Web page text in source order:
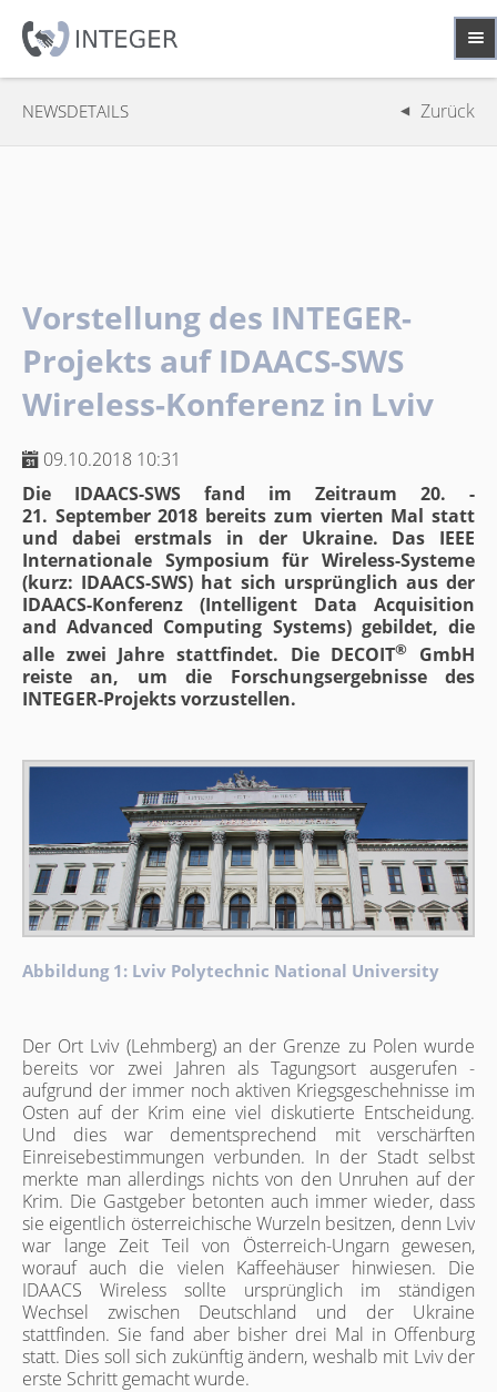
NEWSDETAILS Zurück
Vorstellung des INTEGER-
Projekts auf IDAACS-SWS
Wireless-Konferenz in Lviv
09.10.2018 10:31
Die IDAACS-SWS fand im Zeitraum 20. -
21. September 2018 bereits zum vierten Mal statt
und dabei erstmals in der Ukraine. Das IEEE
Internationale Symposium für Wireless-Systeme
(kurz: IDAACS-SWS) hat sich ursprünglich aus der
IDAACS-Konferenz (Intelligent Data Acquisition
and Advanced Computing Systems) gebildet, die
alle zwei Jahre stattfindet. Die DECOIT®
GmbH
reiste an, um die Forschungsergebnisse des
INTEGER-Projekts vorzustellen.
Abbildung 1: Lviv Polytechnic National University
Der Ort Lviv (Lehmberg) an der Grenze zu Polen wurde
bereits vor zwei Jahren als Tagungsort ausgerufen -
aufgrund der immer noch aktiven Kriegsgeschehnisse im
Osten auf der Krim eine viel diskutierte Entscheidung.
Und dies war dementsprechend mit verschärften
Einreisebestimmungen verbunden. In der Stadt selbst
merkte man allerdings nichts von den Unruhen auf der
Krim. Die Gastgeber betonten auch immer wieder, dass
sie eigentlich österreichische Wurzeln besitzen, denn Lviv
war lange Zeit Teil von Österreich-Ungarn gewesen,
worauf auch die vielen Kaffeehäuser hinwiesen. Die
IDAACS Wireless sollte ursprünglich im ständigen
Wechsel zwischen Deutschland und der Ukraine
stattfinden. Sie fand aber bisher drei Mal in Offenburg
statt. Dies soll sich zukünftig ändern, weshalb mit Lviv der
erste Schritt gemacht wurde.